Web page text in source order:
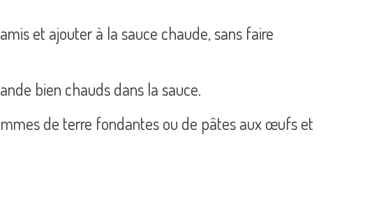
et ajouter à la sauce chaude, sans faire
bien chauds dans la sauce.
de terre fondantes ou de pâtes aux œufs et